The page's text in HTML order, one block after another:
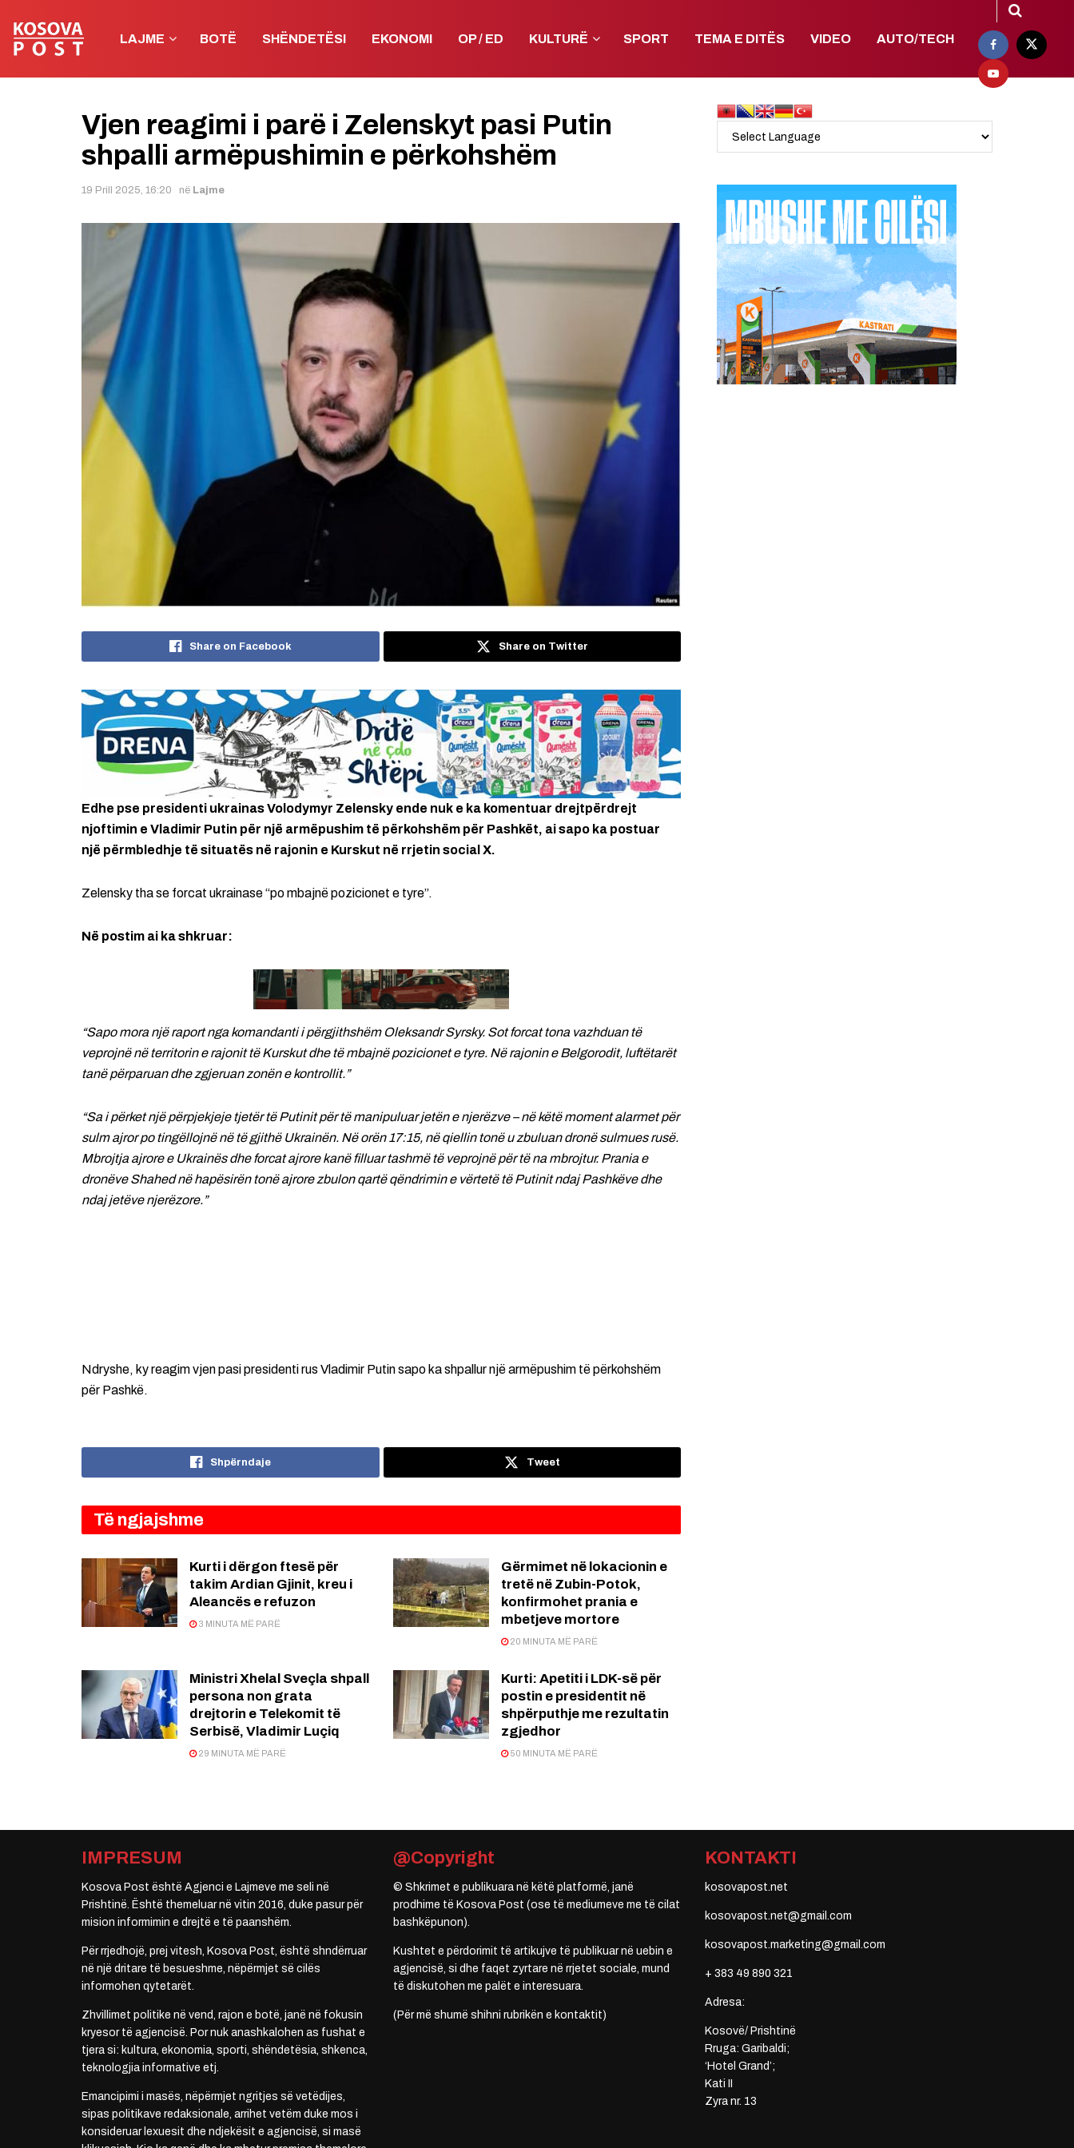
LAJME BOTË SHËNDETËSI EKONOMI OP / ED KULTURË SPORT TEMA E DITËS VIDEO AUTO/TECH
Vjen reagimi i parë i Zelenskyt pasi Putin
shpalli armëpushimin e përkohshëm
19 Prill 2025, 16:20 në Lajme
Share on Facebook Share on Twitter
Edhe pse presidenti ukrainas Volodymyr Zelensky ende nuk e ka komentuar drejtpërdrejt
njoftimin e Vladimir Putin për një armëpushim të përkohshëm për Pashkët, ai sapo ka postuar
një përmbledhje të situatës në rajonin e Kurskut në rrjetin social X.
Zelensky tha se forcat ukrainase “po mbajnë pozicionet e tyre”.
Në postim ai ka shkruar:
“Sapo mora një raport nga komandanti i përgjithshëm Oleksandr Syrsky. Sot forcat tona vazhduan të
veprojnë në territorin e rajonit të Kurskut dhe të mbajnë pozicionet e tyre. Në rajonin e Belgorodit, luftëtarët
tanë përparuan dhe zgjeruan zonën e kontrollit.”
“Sa i përket një përpjekjeje tjetër të Putinit për të manipuluar jetën e njerëzve – në këtë moment alarmet për
sulm ajror po tingëllojnë në të gjithë Ukrainën. Në orën 17:15, në qiellin tonë u zbuluan dronë sulmues rusë.
Mbrojtja ajrore e Ukrainës dhe forcat ajrore kanë filluar tashmë të veprojnë për të na mbrojtur. Prania e
dronëve Shahed në hapësirën tonë ajrore zbulon qartë qëndrimin e vërtetë të Putinit ndaj Pashkëve dhe
ndaj jetëve njerëzore.”
Ndryshe, ky reagim vjen pasi presidenti rus Vladimir Putin sapo ka shpallur një armëpushim të përkohshëm
për Pashkë.
Shpërndaje Tweet
Të ngjajshme
Kurti i dërgon ftesë për
takim Ardian Gjinit, kreu i
Aleancës e refuzon
3 MINUTA MË PARË
Gërmimet në lokacionin e
tretë në Zubin-Potok,
konfirmohet prania e
mbetjeve mortore
20 MINUTA MË PARË
Ministri Xhelal Sveçla shpall
persona non grata
drejtorin e Telekomit të
Serbisë, Vladimir Luçiq
29 MINUTA MË PARË
Kurti: Apetiti i LDK-së për
postin e presidentit në
shpërputhje me rezultatin
zgjedhor
50 MINUTA MË PARË
IMPRESUM
Kosova Post është Agjenci e Lajmeve me seli në
Prishtinë. Është themeluar në vitin 2016, duke pasur për
mision informimin e drejtë e të paanshëm.
Për rrjedhojë, prej vitesh, Kosova Post, është shndërruar
në një dritare të besueshme, nëpërmjet së cilës
informohen qytetarët.
Zhvillimet politike në vend, rajon e botë, janë në fokusin
kryesor të agjencisë. Por nuk anashkalohen as fushat e
tjera si: kultura, ekonomia, sporti, shëndetësia, shkenca,
teknologjia informative etj.
Emancipimi i masës, nëpërmjet ngritjes së vetëdijes,
sipas politikave redaksionale, arrihet vetëm duke mos i
konsideruar lexuesit dhe ndjekësit e agjencisë, si masë
@Copyright
© Shkrimet e publikuara në këtë platformë, janë
prodhime të Kosova Post (ose të mediumeve me të cilat
bashkëpunon).
Kushtet e përdorimit të artikujve të publikuar në uebin e
agjencisë, si dhe faqet zyrtare në rrjetet sociale, mund
të diskutohen me palët e interesuara.
(Për më shumë shihni rubrikën e kontaktit)
KONTAKTI
kosovapost.net
kosovapost.net@gmail.com
kosovapost.marketing@gmail.com
+ 383 49 890 321
Adresa:
Kosovë/ Prishtinë
Rruga: Garibaldi;
‘Hotel Grand’;
Kati II
Zyra nr. 13